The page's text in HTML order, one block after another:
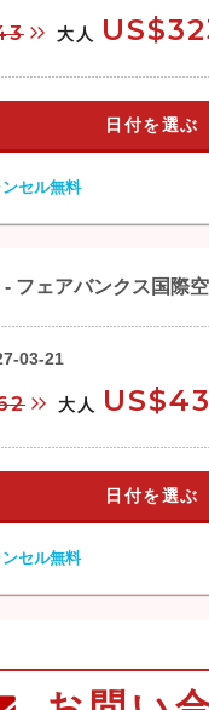
ントコインで施錠
ャワー ＆ トイレ
つ交換台（女性更衣室
ナ温泉～フェアバンク
Railroad Depot
Western plus
Hotel & Suites
Suite
Quinta Inn & Suites
Thompson
Inn & Suites
大人
日付を選ぶ
セル無料
フェアバンクス国際
03-21
大人
日付を選ぶ
セル無料